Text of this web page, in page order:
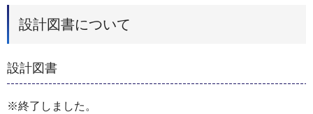
設計図書について
設計図書
※終了しました。